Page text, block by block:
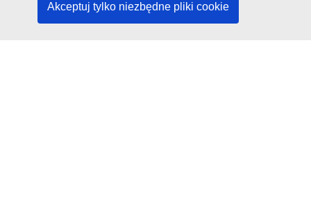
Akceptuj tylko niezbędne pliki cookie